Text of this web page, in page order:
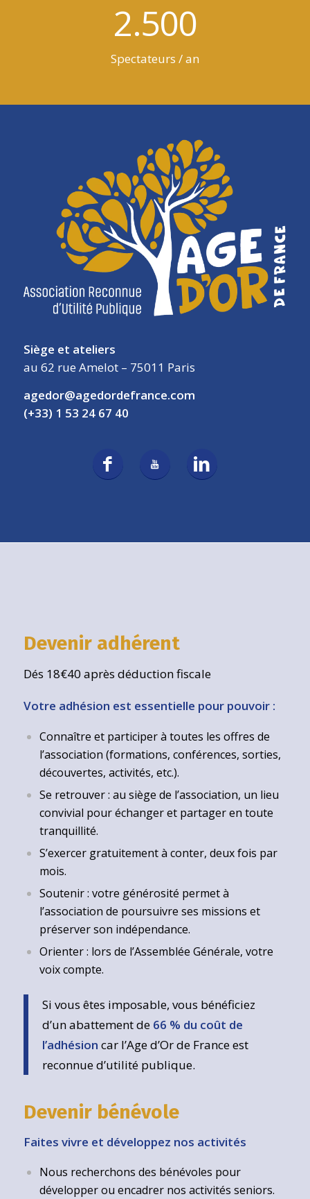
2.500
Spectateurs / an
Siège et ateliers
au 62 rue Amelot – 75011 Paris
agedor@agedordefrance.com
(+33) 1 53 24 67 40
Devenir adhérent
Dés 18€40 après déduction fiscale
Votre adhésion est essentielle pour pouvoir :
Connaître et participer à toutes les offres de
l’association (formations, conférences, sorties,
découvertes, activités, etc.).
Se retrouver : au siège de l’association, un lieu
convivial pour échanger et partager en toute
tranquillité.
S’exercer gratuitement à conter, deux fois par
mois.
Soutenir : votre générosité permet à
l’association de poursuivre ses missions et
préserver son indépendance.
Orienter : lors de l’Assemblée Générale, votre
voix compte.
Si vous êtes imposable, vous bénéficiez
d’un abattement de 66 % du coût de
l’adhésion car l’Age d’Or de France est
reconnue d’utilité publique.
Devenir bénévole
Faites vivre et développez nos activités
Nous recherchons des bénévoles pour
développer ou encadrer nos activités seniors.